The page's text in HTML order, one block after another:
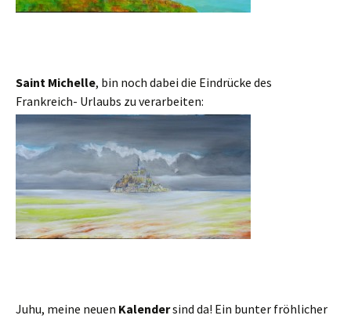
Saint Michelle, bin noch dabei die Eindrücke des
Frankreich- Urlaubs zu verarbeiten:
Juhu, meine neuen Kalendersind da! Ein bunter fröhlicher